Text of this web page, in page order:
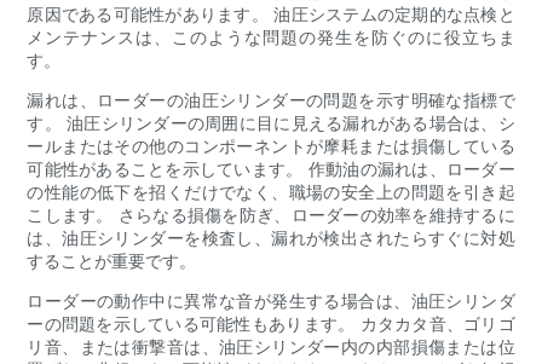
原因である可能性があります。 油圧システムの定期的な点検と
メンテナンスは、このような問題の発生を防ぐのに役立ちま
す。
漏れは、ローダーの油圧シリンダーの問題を示す明確な指標で
す。 油圧シリンダーの周囲に目に見える漏れがある場合は、シ
ールまたはその他のコンポーネントが摩耗または損傷している
可能性があることを示しています。 作動油の漏れは、ローダー
の性能の低下を招くだけでなく、職場の安全上の問題を引き起
こします。 さらなる損傷を防ぎ、ローダーの効率を維持するに
は、油圧シリンダーを検査し、漏れが検出されたらすぐに対処
することが重要です。
ローダーの動作中に異常な音が発生する場合は、油圧シリンダ
ーの問題を示している可能性もあります。 カタカタ音、ゴリゴ
リ音、または衝撃音は、油圧シリンダー内の内部損傷または位